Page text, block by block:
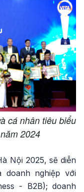
cá nhân tiêu biểu
2024
Nội 2025, sẽ diễn
doanh nghiệp với
- B2B); doanh